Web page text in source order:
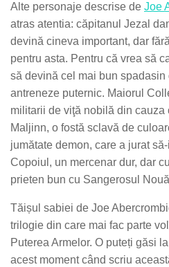
Alte personaje descrise de Joe
atras atentia: căpitanul Jezal
devină cineva important, dar
pentru asta. Pentru că vrea să
să devină cel mai bun spadasin
antreneze puternic. Maiorul
militarii de viţă nobilă din cauza
Maljinn, o fostă sclavă de
jumătate demon, care a jurat
Copoiul, un mercenar dur, dar
prieten bun cu Sangerosul
Tăișul sabiei de Joe
trilogie din care mai fac parte
Puterea Armelor. O puteți găsi
acest moment când scriu